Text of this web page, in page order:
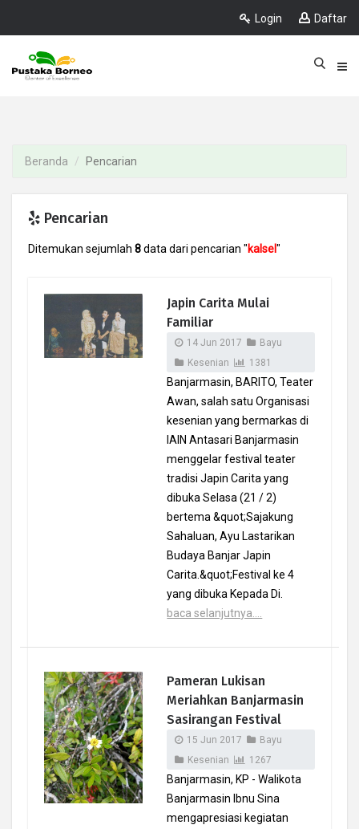
Login Daftar
Beranda Pencarian
Pencarian
Ditemukan sejumlah 8data dari pencarian "kalsel"
Japin Carita Mulai
Familiar
14 Jun 2017
Bayu
Kesenian
1381
Banjarmasin, BARITO, Teater
Awan, salah satu Organisasi
kesenian yang bermarkas di
IAIN Antasari Banjarmasin
menggelar festival teater
tradisi Japin Carita yang
dibuka Selasa (21 / 2)
bertema &quot;Sajakung
Sahaluan, Ayu Lastarikan
Budaya Banjar Japin
Carita.&quot;Festival ke 4
yang dibuka Kepada Di.
baca selanjutnya....
Pameran Lukisan
Meriahkan Banjarmasin
Sasirangan Festival
15 Jun 2017
Bayu
Kesenian
1267
Banjarmasin, KP - Walikota
Banjarmasin Ibnu Sina
mengapresiasi kegiatan